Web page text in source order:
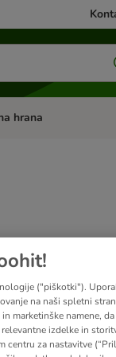
meni kategorij: Ptice
hrana
("piškotki").
na naši spletni
marketinške namene, da
izdelke in
centru za nastavitve